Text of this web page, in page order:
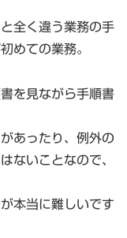
全く違う業務の手
めての業務。
を見ながら手順書
あったり、例外の
ないことなので、
本当に難しいです